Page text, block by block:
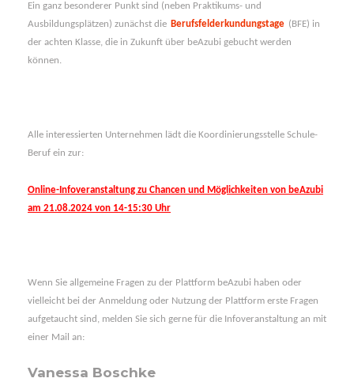
Ein ganz besonderer Punkt sind (neben Praktikums- und
Ausbildungsplätzen) zunächst die Berufsfelderkundungstage (BFE) in
der achten Klasse, die in Zukunft über beAzubi gebucht werden
können.
Alle interessierten Unternehmen lädt die Koordinierungsstelle Schule-
Beruf ein zur:
Online-Infoveranstaltung zu Chancen und Möglichkeiten von beAzubi
am 21.08.2024 von 14-15:30 Uhr
Wenn Sie allgemeine Fragen zu der Plattform beAzubi haben oder
vielleicht bei der Anmeldung oder Nutzung der Plattform erste Fragen
aufgetaucht sind, melden Sie sich gerne für die Infoveranstaltung an mit
einer Mail an:
Vanessa Boschke